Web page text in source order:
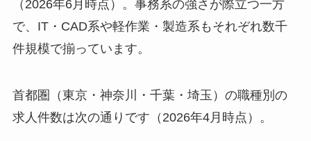
（2026年6月時点）。事務系の強さが際立つ一方
で、IT・CAD系や軽作業・製造系もそれぞれ数千
件規模で揃っています。
首都圏（東京・神奈川・千葉・埼玉）の職種別の
求人件数は次の通りです（2026年4月時点）。